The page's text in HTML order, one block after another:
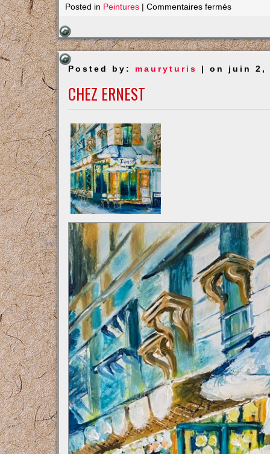
Posted in Peintures |Commentaires ferméssur
Posted by: mauryturis | on juin 2,
CHEZ ERNEST